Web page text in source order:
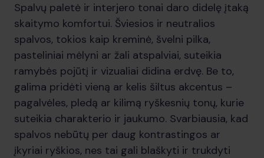
Spalvų paletė ir interjero tonai daro didelę įtaką
skaitymo komfortui. Šviesios ir neutralios
spalvos, tokios kaip kreminė, švelni pilka,
pasteliniai mėlyni ar žali atspalviai, suteikia
ramybės pojūtį ir vizualiai didina erdvę. Be to,
galima pridėti vieną ar kelis šiltus akcentus –
pagalvėles, pledą ar kilimą ryškesnių tonų, kurie
suteikia charakterio ir jaukumo. Svarbiausia, kad
spalvos nebūtų per daug kontrastingos ar
įkyriai ryškios, nes tai gali blaškyti ir trukdyti